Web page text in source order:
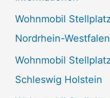
n
n
a
c
h
Wohnmobil
Nordrhein-Westfalen
Wohnmobil
Schleswig Holstein